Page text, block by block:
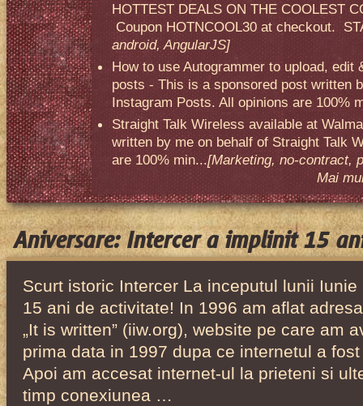
HOTTEST DEALS ON THE COOLEST
Coupon HOTNCOOL30 at checkout.
android, AngularJS]
How to use Autogrammer to upload, edit
posts - This is a sponsored post written
Instagram Posts. All opinions are 100%
Straight Talk Wireless available at
written by me on behalf of Straight Talk
are 100% min...[Marketing, no-contract,
Mai
Aniversare: Intercer a implinit 15
Scurt istoric Intercer La inceputul lunii
15 ani de activitate! In 1996 am aflat
„It is written” (iiw.org), website pe care am
prima data in 1997 dupa ce internetul a
Apoi am accesat internet-ul la prieteni si
timp conexiunea …